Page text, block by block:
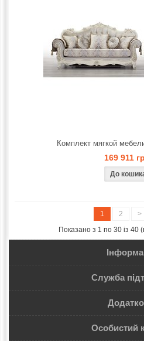
Комплект мягкой
169 911
1 2 >
Показано з 1 по 30 із 40
Служба
Особистий